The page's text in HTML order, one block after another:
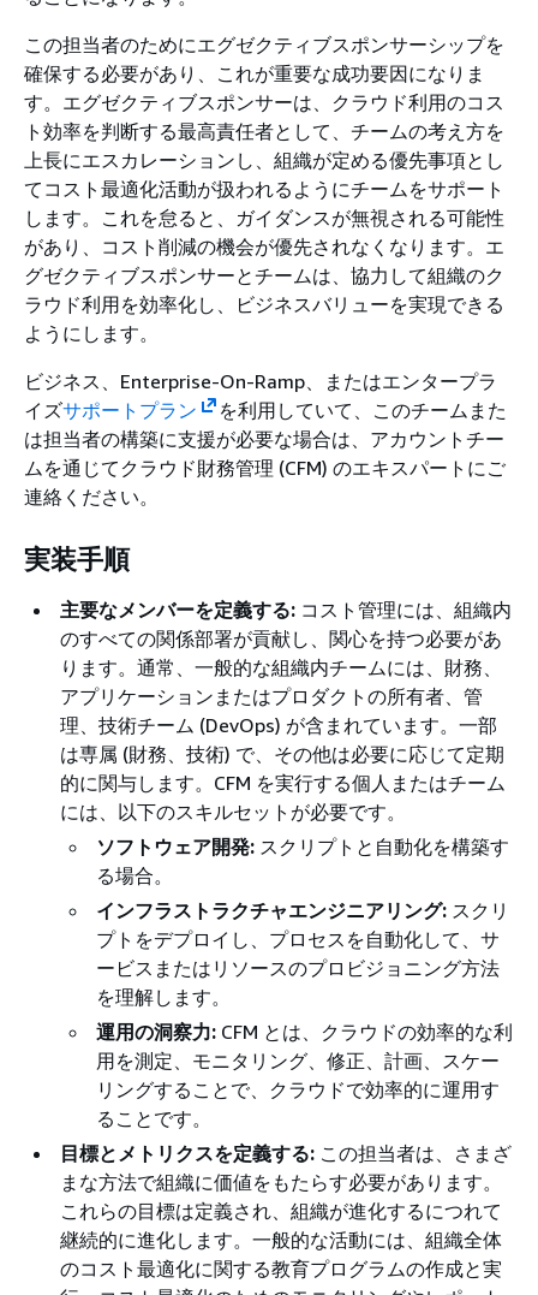
この担当者のためにエグゼクティブスポンサーシップを
確保する必要があり、これが重要な成功要因になりま
す。エグゼクティブスポンサーは、クラウド利用のコス
ト効率を判断する最高責任者として、チームの考え方を
上長にエスカレーションし、組織が定める優先事項とし
てコスト最適化活動が扱われるようにチームをサポート
します。これを怠ると、ガイダンスが無視される可能性
があり、コスト削減の機会が優先されなくなります。エ
グゼクティブスポンサーとチームは、協力して組織のク
ラウド利用を効率化し、ビジネスバリューを実現できる
ようにします。
ビジネス、Enterprise-On-Ramp、またはエンタープラ
イズサポートプラン
を利用していて、このチームまた
は担当者の構築に支援が必要な場合は、アカウントチー
ムを通じてクラウド財務管理 (CFM) のエキスパートにご
連絡ください。
実装手順
主要なメンバーを定義する: コスト管理には、組織内
のすべての関係部署が貢献し、関心を持つ必要があ
ります。通常、一般的な組織内チームには、財務、
アプリケーションまたはプロダクトの所有者、管
理、技術チーム (DevOps) が含まれています。一部
は専属 (財務、技術) で、その他は必要に応じて定期
的に関与します。CFM を実行する個人またはチーム
には、以下のスキルセットが必要です。
ソフトウェア開発: スクリプトと自動化を構築す
る場合。
インフラストラクチャエンジニアリング: スクリ
プトをデプロイし、プロセスを自動化して、サ
ービスまたはリソースのプロビジョニング方法
を理解します。
運用の洞察力: CFM とは、クラウドの効率的な利
用を測定、モニタリング、修正、計画、スケー
リングすることで、クラウドで効率的に運用す
ることです。
目標とメトリクスを定義する: この担当者は、さまざ
まな方法で組織に価値をもたらす必要があります。
これらの目標は定義され、組織が進化するにつれて
継続的に進化します。一般的な活動には、組織全体
のコスト最適化に関する教育プログラムの作成と実